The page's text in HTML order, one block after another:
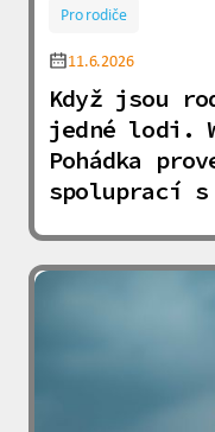
Pro rodiče
11.6.2026
Když jsou
jedné lodi.
Pohádka
spoluprací